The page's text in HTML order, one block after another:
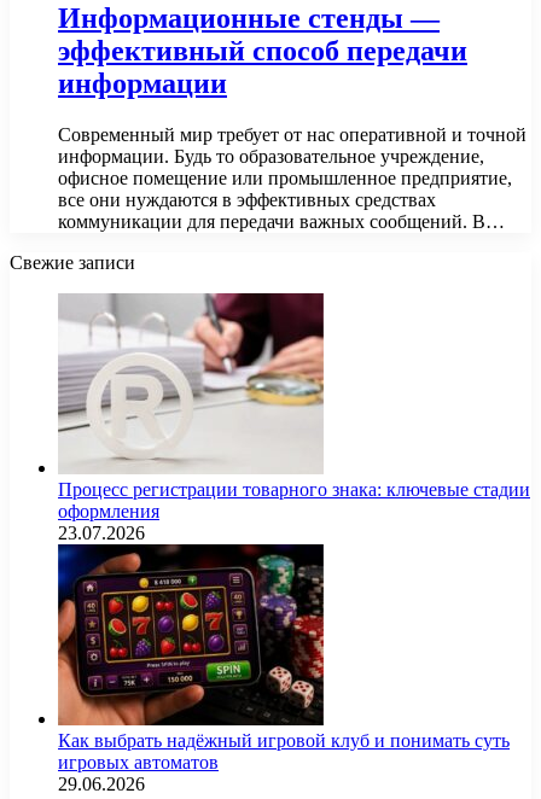
Информационные стенды —
эффективный способ передачи
информации
Современный мир требует от нас оперативной и точной
информации. Будь то образовательное учреждение,
офисное помещение или промышленное предприятие,
все они нуждаются в эффективных средствах
коммуникации для передачи важных сообщений. В…
Свежие записи
Процесс регистрации товарного знака: ключевые стадии
оформления
23.07.2026
Как выбрать надёжный игровой клуб и понимать суть
игровых автоматов
29.06.2026